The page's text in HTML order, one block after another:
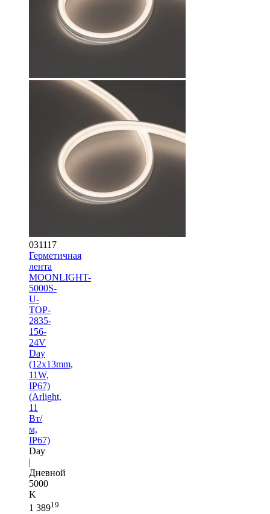
031117
Герметичная
лента
MOONLIGHT-
5000S-
U-
TOP-
2835-
156-
24V
Day
(12х13mm,
11W,
IP67)
(Arlight,
11
Вт/
м,
IP67)
Day
|
Дневной
5000
K
1 38919